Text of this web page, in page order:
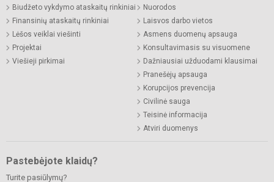
Biudžeto vykdymo ataskaitų rinkiniai
Finansinių ataskaitų rinkiniai
Lėšos veiklai viešinti
Projektai
Viešieji pirkimai
Nuorodos
Laisvos darbo vietos
Asmens duomenų apsauga
Konsultavimasis su visuomene
Dažniausiai užduodami klausimai
Pranešėjų apsauga
Korupcijos prevencija
Civilinė sauga
Teisinė informacija
Atviri duomenys
Pastebėjote klaidų?
Turite pasiūlymų?